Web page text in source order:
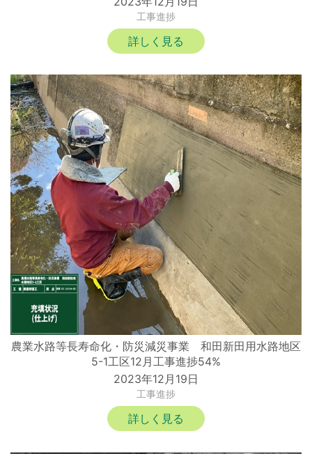
工事進捗
詳しく見る
農業水路等長寿命化・防災減災事業 和田新田用水路地区
5-1工区12月工事進捗54%
2023年12月19日
工事進捗
詳しく見る